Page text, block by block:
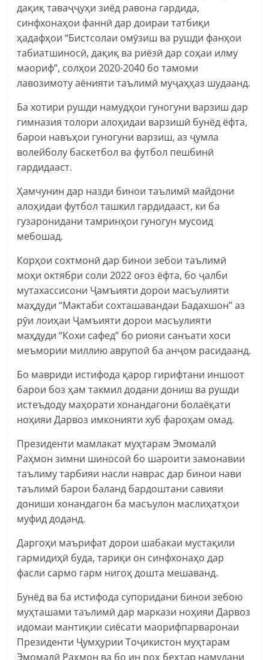
дақиқ таваҷҷуҳи зиёд равона гардида,
синфхонаҳои фаннӣ дар доираи татбиқи
ҳадафҳои “Бистсолаи омӯзиш ва рушди фанҳои
табиатшиносӣ, дақиқ ва риёзӣ дар соҳаи илму
маориф”, солҳои 2020-2040 бо тамоми
лавозимоту аёнияти таълимӣ муҷаҳҳаз шудаанд.
Ба хотири рушди намудҳои гуногуни варзиш дар
гимназия толори алоҳидаи варзишӣ бунёд ёфта,
барои навъҳои гуногуни варзиш, аз ҷумла
волейболу баскетбол ва футбол пешбинӣ
гардидааст.
Ҳамчунин дар назди бинои таълимӣ майдони
алоҳидаи футбол ташкил гардидааст, ки ба
гузаронидани тамринҳои гуногун мусоид
мебошад.
Корҳои сохтмонӣ дар бинои зебои таълимӣ
моҳи октябри соли 2022 оғоз ёфта, бо ҷалби
мутахассисони Ҷамъияти дорои масъулияти
маҳдуди “Мактаби сохташавандаи Бадахшон” аз
рӯи лоиҳаи Ҷамъияти дорои масъулияти
маҳдуди “Кохи сафед” бо риояи санъати хоси
меъмории миллию аврупоӣ ба анҷом расидаанд.
Бо мавриди истифода қарор гирифтани иншоот
барои боз ҳам такмил додани дониш ва рушди
истеъдоду маҳорати хонандагони болаёқати
ноҳияи Дарвоз имконияти хуб фароҳам омад.
Президенти мамлакат муҳтарам Эмомалӣ
Раҳмон зимни шиносоӣ бо шароити замонавии
таълиму тарбияи насли наврас дар бинои нави
таълимӣ барои баланд бардоштани савияи
дониши хонандагон ба масъулон маслиҳатҳои
муфид доданд.
Даргоҳи маърифат дорои шабакаи мустақили
гармидиҳӣ буда, тариқи он синфхонаҳо дар
фасли сармо гарм нигоҳ дошта мешаванд.
Бунёд ва ба истифода супоридани бинои зебою
муҳташами таълимӣ дар маркази ноҳияи Дарвоз
идомаи мантиқии сиёсати маорифпарваронаи
Президенти Ҷумҳурии Тоҷикистон муҳтарам
Эмомалӣ Раҳмон ва бо ин роҳ беҳтар намудани